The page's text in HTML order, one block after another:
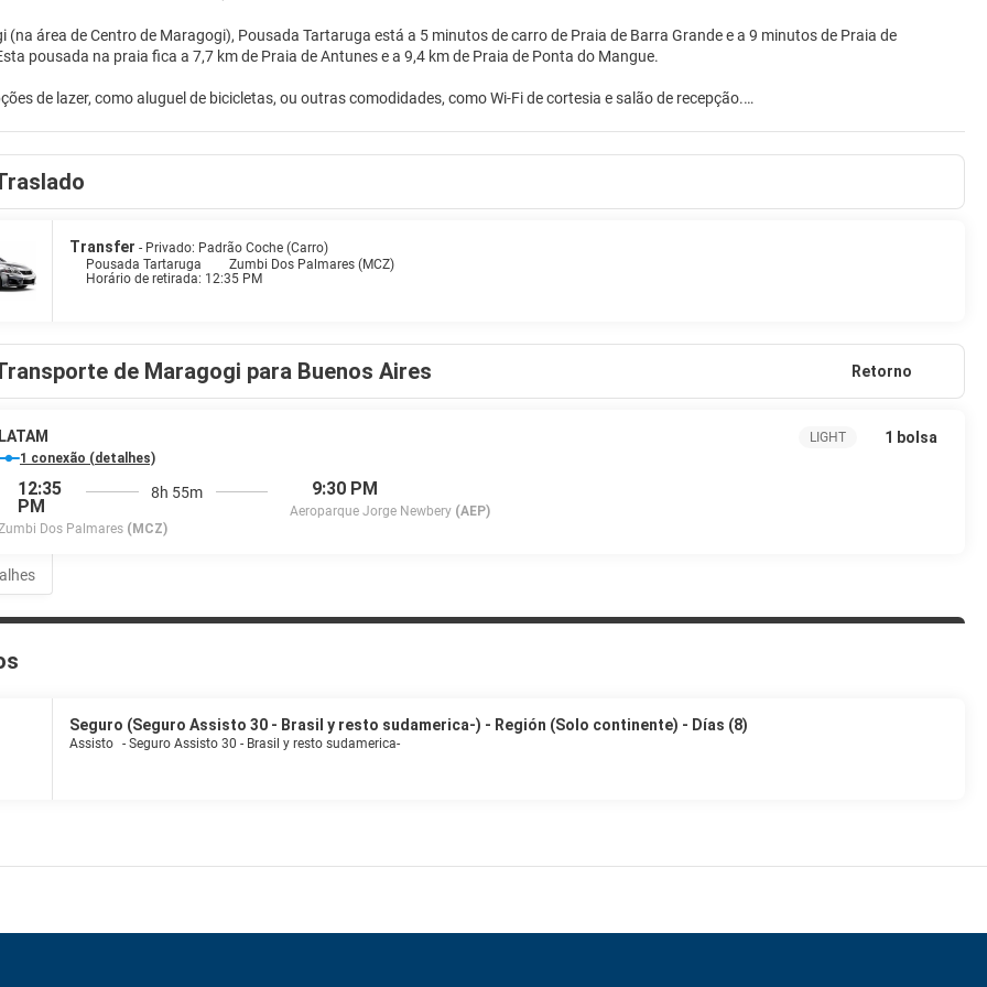
(na área de Centro de Maragogi), Pousada Tartaruga está a 5 minutos de carro de Praia de Barra Grande e a 9 minutos de Praia de
Esta pousada na praia fica a 7,7 km de Praia de Antunes e a 9,4 km de Praia de Ponta do Mangue.
de lazer, como aluguel de bicicletas, ou outras comodidades, como Wi-Fi de cortesia e salão de recepção.
da manhã grátis é servido diariamente, entre 7h30 e 9h.
por uma sobretaxa.
Transfer - Privado: Padrão Coche (Carro)
Pousada Tartaruga
Zumbi Dos Palmares (MCZ)
Horário de retirada: 12:35 PM
de Maragogi para Buenos Aires Retorno
LATAM
1 conexão (detalhes)
12:35
PM
Dos Palmares (MCZ)
8h 55m 9:30 PM
Aeroparque Jorge Newbery (AEP)
LIGHT 1 bolsa
Seguro (Seguro Assisto 30 - Brasil y resto sudamerica-) - Región (Solo continente) - Días (8)
Assisto - Seguro Assisto 30 - Brasil y resto sudamerica-